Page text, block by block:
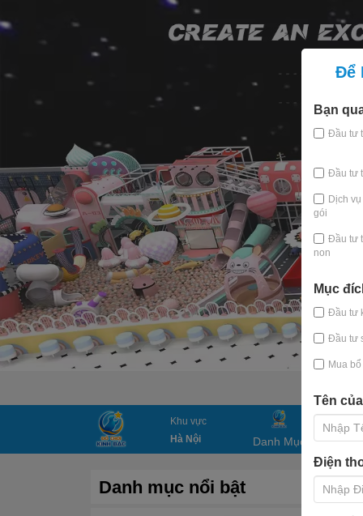
Khu vực
Hà Nội
Danh Mục Trang
Danh mục nổi bật
Để
Bạn
Đầu tư
Đầu tư
Dịch
gói
Đầu tư
non
Mục
Đầu tư
Đầu tư
Mua
Tên
Điện